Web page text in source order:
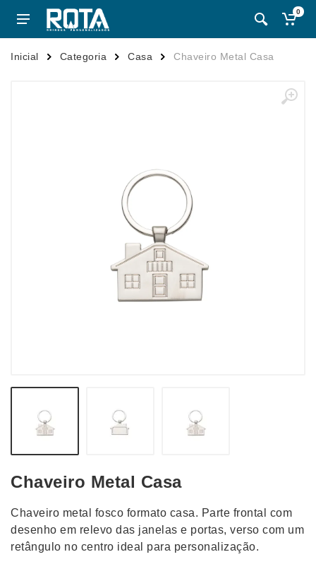
0
Inicial Categoria Casa Chaveiro Metal Casa
Chaveiro Metal Casa
Chaveiro metal fosco formato casa. Parte frontal com
desenho em relevo das janelas e portas, verso com um
retângulo no centro ideal para personalização.